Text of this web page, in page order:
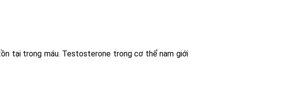
tại trong máu. Testosterone trong cơ thể nam giới